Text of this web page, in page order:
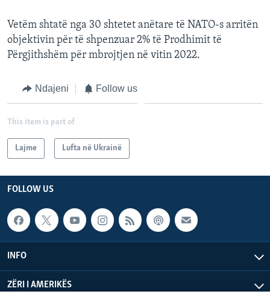
Vetëm shtatë nga 30 shtetet anëtare të NATO-s arritën
objektivin për të shpenzuar 2% të Prodhimit të
Përgjithshëm për mbrojtjen në vitin 2022.
Ndajeni Follow us
This item is part of
Lajme Lufta në Ukrainë
FOLLOW US
INFO
ZËRI I AMERIKËS